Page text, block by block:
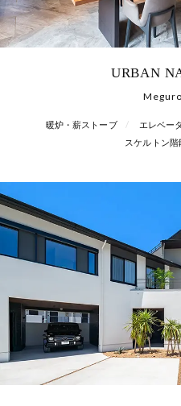
URBAN
暖炉・薪ストーブ エレベー
スケルトン階